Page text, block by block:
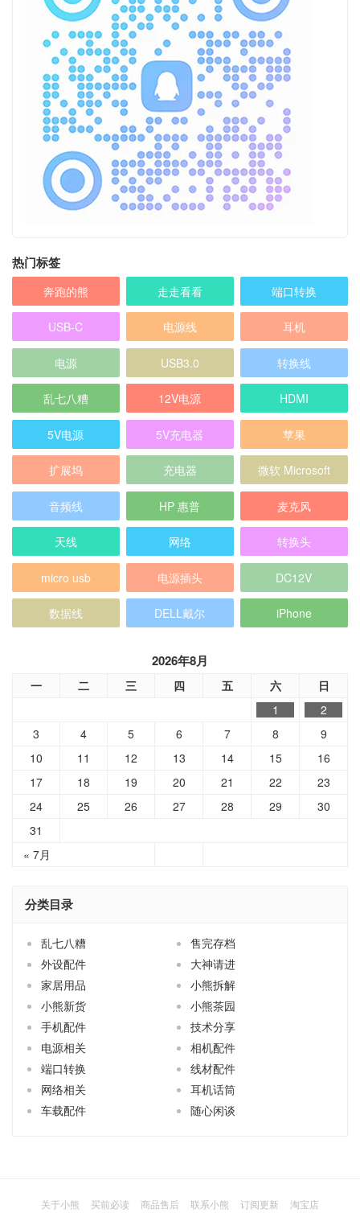
热门标签
奔跑的熊 走走看看 端口转换
USB-C 电源线 耳机
电源 USB3.0 转换线
乱七八糟 12V电源 HDMI
5V电源 5V充电器 苹果
扩展坞 充电器 微软 Microsoft
音频线 HP 惠普 麦克风
天线 网络 转换头
micro usb 电源插头 DC12V
数据线 DELL戴尔 iPhone
2026年8月
一 二 三 四 五 六 日
« 7月
1
2
3
4 5 6 7 8
9
10
11 12 13 14 15
16
17
18 19 20 21 22
23
24
25 26 27 28 29
30
31
分类目录
乱七八糟
售完存档
外设配件
大神请进
家居用品
小熊拆解
小熊新货
小熊茶园
手机配件
技术分享
电源相关
相机配件
端口转换
线材配件
网络相关
耳机话筒
车载配件
随心闲谈
关于小熊 买前必读 商品售后 联系小熊 订阅更新 淘宝店